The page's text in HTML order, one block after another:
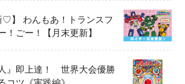
♡】 わんもあ！トランスフ
！ごー！【月末更新】
人』即上達！ 世界大会優勝